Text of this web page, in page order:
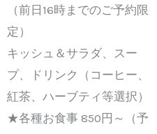
（前日16時までのご予約限
定）
キッシュ＆サラダ、スー
プ、ドリンク（コーヒー、
紅茶、ハーブティ等選択）
★各種お食事 850円～（予